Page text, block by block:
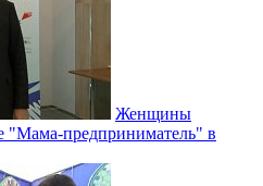
Женщины
"Мама-предприниматель" в